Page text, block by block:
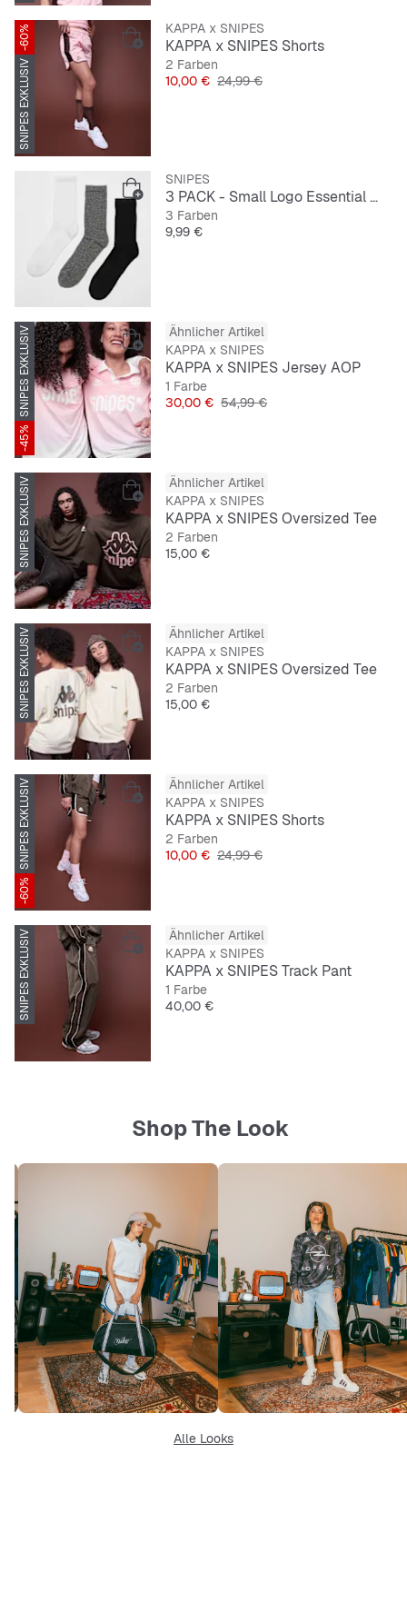
-60%
SNIPES EXKLUSIV
KAPPA x SNIPES
KAPPA x SNIPES Shorts
2 Farben
Preis
10,00 € Originalpreis
24,99 €
SNIPES
3 PACK - Small Logo Essential Crew Socks
3 Farben
Preis
9,99 €
SNIPES EXKLUSIV
-45%
Ähnlicher Artikel
KAPPA x SNIPES
KAPPA x SNIPES Jersey AOP
1 Farbe
Preis
30,00 € Originalpreis
54,99 €
SNIPES EXKLUSIV
Ähnlicher Artikel
KAPPA x SNIPES
KAPPA x SNIPES Oversized Tee
2 Farben
Preis
15,00 €
SNIPES EXKLUSIV
Ähnlicher Artikel
KAPPA x SNIPES
KAPPA x SNIPES Oversized Tee
2 Farben
Preis
15,00 €
SNIPES EXKLUSIV
-60%
Ähnlicher Artikel
KAPPA x SNIPES
KAPPA x SNIPES Shorts
2 Farben
Preis
10,00 € Originalpreis
24,99 €
SNIPES EXKLUSIV
Ähnlicher Artikel
KAPPA x SNIPES
KAPPA x SNIPES Track Pant
1 Farbe
Preis
40,00 €
Shop The Look
Alle Looks